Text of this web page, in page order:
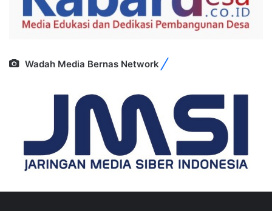
Wadah Media Bernas Network